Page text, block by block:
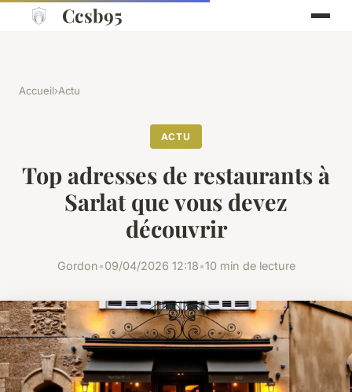
Ccsb95
Accueil›Actu
ACTU
Top adresses de restaurants à
Sarlat que vous devez
découvrir
Gordon•09/04/2026 12:18•10 min de lecture